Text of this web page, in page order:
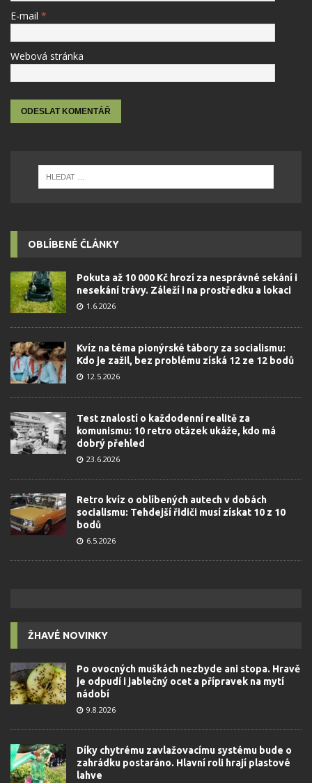
E-mail *
Webová stránka
OBLÍBENÉ ČLÁNKY
Pokuta až 10 000 Kč hrozí za nesprávné sekání i
nesekání trávy. Záleží i na prostředku a lokaci
1.6.2026
Kvíz na téma pionýrské tábory za socialismu:
Kdo je zažil, bez problému získá 12 ze 12 bodů
12.5.2026
Test znalostí o každodenní realitě za
komunismu: 10 retro otázek ukáže, kdo má
dobrý přehled
23.6.2026
Retro kvíz o oblíbených autech v dobách
socialismu: Tehdejší řidiči musí získat 10 z 10
bodů
6.5.2026
ŽHAVÉ NOVINKY
Po ovocných muškách nezbyde ani stopa. Hravě
je odpudí i jablečný ocet a přípravek na mytí
nádobí
9.8.2026
Díky chytrému zavlažovacímu systému bude o
zahrádku postaráno. Hlavní roli hrají plastové
lahve